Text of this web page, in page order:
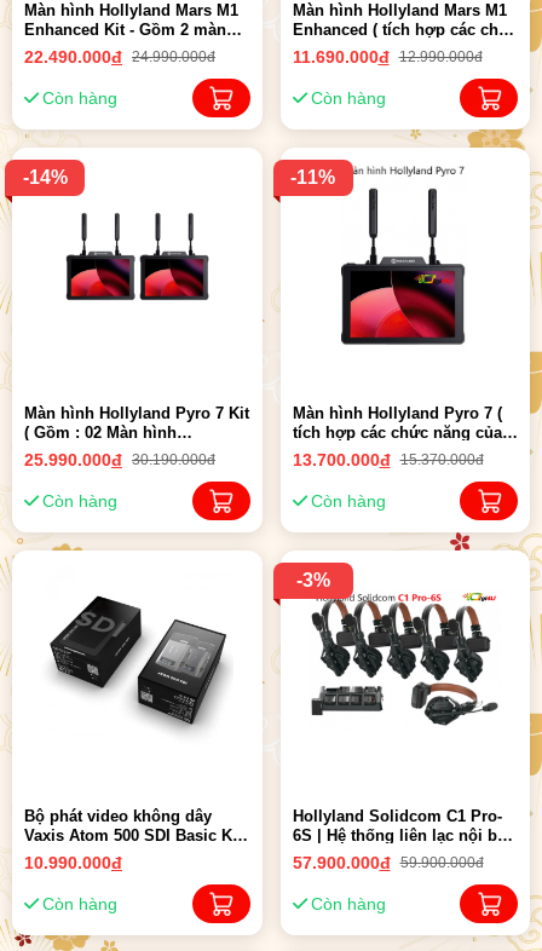
Màn hình Hollyland Mars M1
Enhanced Kit - Gồm 2 màn
hình ( tích hợp các chức
năng của TX, RX và màn
hình, tất cả trong một ) Chính
Hãng
22.490.000đ 24.990.000đ
Còn hàng
Màn hình Hollyland Mars M1
Enhanced ( tích hợp các chức
năng của TX, RX và màn
hình, tất cả trong một ) Chính
Hãng
11.690.000đ 12.990.000đ
Còn hàng
-14%
Màn hình Hollyland Pyro 7 Kit
( Gồm : 02 Màn hình
Hollyland Pyro 7 ) Chính
Hãng
25.990.000đ 30.190.000đ
Còn hàng
-11%
Màn hình Hollyland Pyro 7 (
tích hợp các chức năng của
TX, RX và màn hình, tất cả
trong một ) Chính Hãng
13.700.000đ 15.370.000đ
Còn hàng
Bộ phát video không dây
Vaxis Atom 500 SDI Basic Kit
(TX*1 RX*1) | Chính Hãng
10.990.000đ
Còn hàng
-3%
Hollyland Solidcom C1 Pro-
6S | Hệ thống liên lạc nội bộ
không dây với 6 tai nghe (1,9
GHz) Chính hãng
57.900.000đ 59.900.000đ
Còn hàng